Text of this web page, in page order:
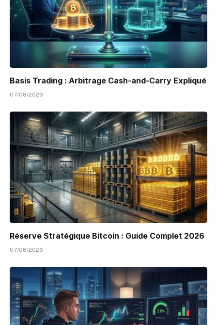
Basis Trading : Arbitrage Cash-and-Carry Expliqué
07/08/2026
Réserve Stratégique Bitcoin : Guide Complet 2026
07/08/2026